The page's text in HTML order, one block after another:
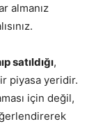
almanız
satıldığı,
piyasa yeridir.
için değil,